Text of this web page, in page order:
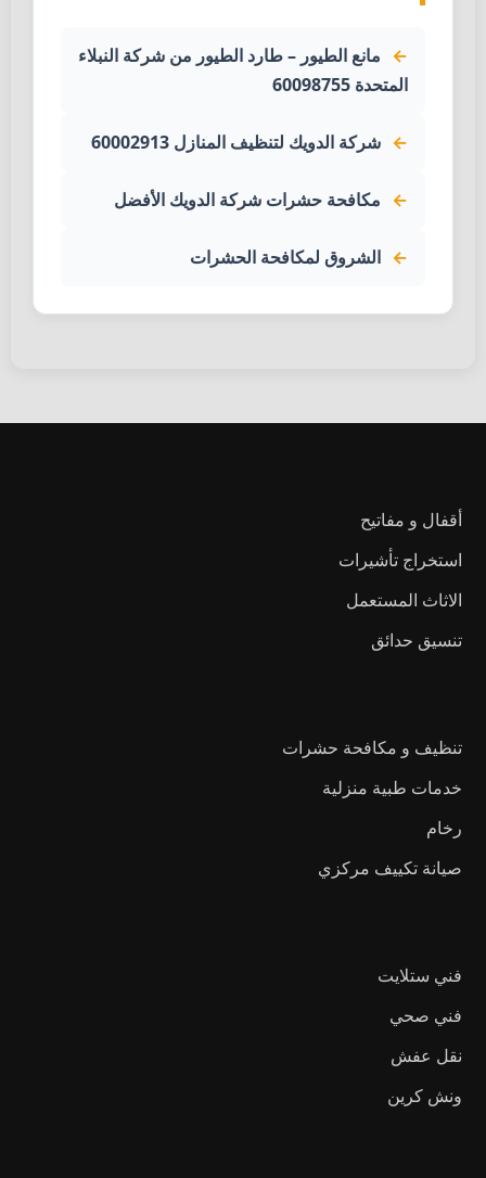
مانع الطيور – طارد الطيور من شركة النبلاء
المتحدة 60098755
شركة الدويك لتنظيف المنازل 60002913
مكافحة حشرات شركة الدويك الأفضل
الشروق لمكافحة الحشرات
أقفال و مفاتيح
استخراج تأشيرات
الاثاث المستعمل
تنسيق حدائق
تنظيف و مكافحة حشرات
خدمات طبية منزلية
رخام
صيانة تكييف مركزي
فني ستلايت
فني صحي
نقل عفش
ونش كرين